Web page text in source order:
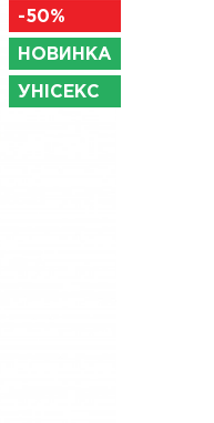
-50%
НОВИНКА
УНІСЕКС